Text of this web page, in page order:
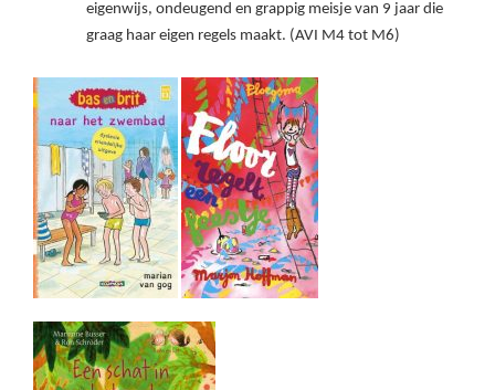
eigenwijs, ondeugend en grappig meisje van 9 jaar die
graag haar eigen regels maakt. (AVI M4 tot M6)